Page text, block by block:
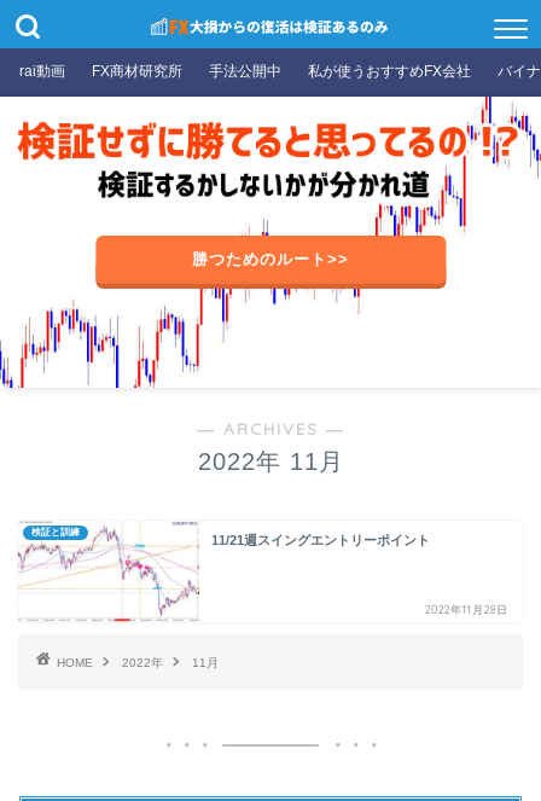
rai動画 FX商材研究所 手法公開中 私が使うおすすめFX会社 バイ
勝つためのルート>>
― ARCHIVES ―
2022年 11月
検証と訓練
11/21週スイングエントリーポイント
2022年11月28日
HOME 2022年 11月